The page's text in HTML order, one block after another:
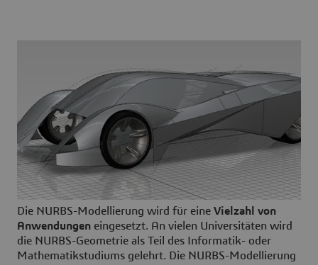
Die NURBS-Modellierung wird für eine Vielzahl von
Anwendungen eingesetzt. An vielen Universitäten wird
die NURBS-Geometrie als Teil des Informatik- oder
Mathematikstudiums gelehrt. Die NURBS-Modellierung